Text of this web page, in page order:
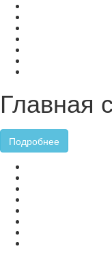
Главная
Подробнее